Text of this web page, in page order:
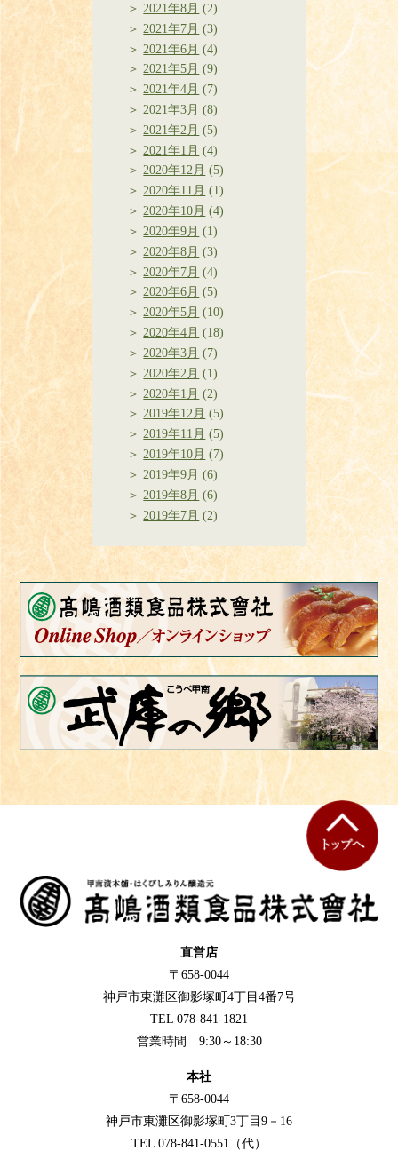
2021年8月 (2)
2021年7月 (3)
2021年6月 (4)
2021年5月 (9)
2021年4月 (7)
2021年3月 (8)
2021年2月 (5)
2021年1月 (4)
2020年12月 (5)
2020年11月 (1)
2020年10月 (4)
2020年9月 (1)
2020年8月 (3)
2020年7月 (4)
2020年6月 (5)
2020年5月 (10)
2020年4月 (18)
2020年3月 (7)
2020年2月 (1)
2020年1月 (2)
2019年12月 (5)
2019年11月 (5)
2019年10月 (7)
2019年9月 (6)
2019年8月 (6)
2019年7月 (2)
直営店
〒658-0044
神戸市東灘区御影塚町4丁目4番7号
TEL 078-841-1821
営業時間 9:30～18:30
本社
〒658-0044
神戸市東灘区御影塚町3丁目9－16
TEL 078-841-0551（代）